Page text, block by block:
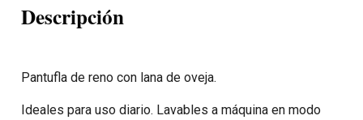
Descripción
Pantufla de reno con lana de oveja.
Ideales para uso diario. Lavables a máquina en modo